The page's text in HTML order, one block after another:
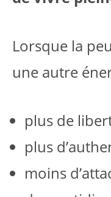
Lorsque la
une autre
plus de
plus
moins